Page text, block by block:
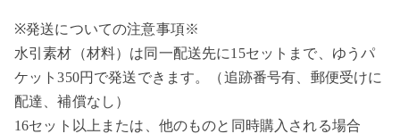
※発送についての注意事項※
水引素材（材料）は同一配送先に15セットまで、ゆうパ
ケット350円で発送できます。（追跡番号有、郵便受けに
配達、補償なし）
16セット以上または、他のものと同時購入される場合